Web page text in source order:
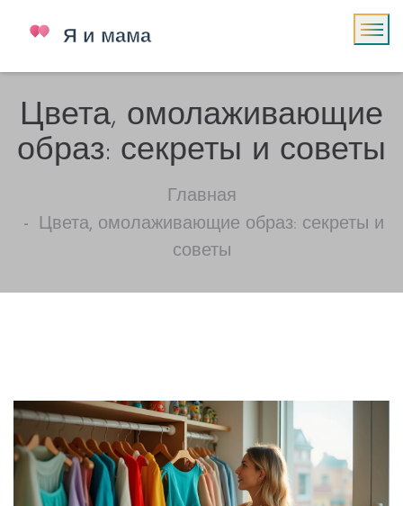
Цвета, омолаживающие
образ: секреты и советы
Главная
Цвета, омолаживающие образ: секреты и
советы